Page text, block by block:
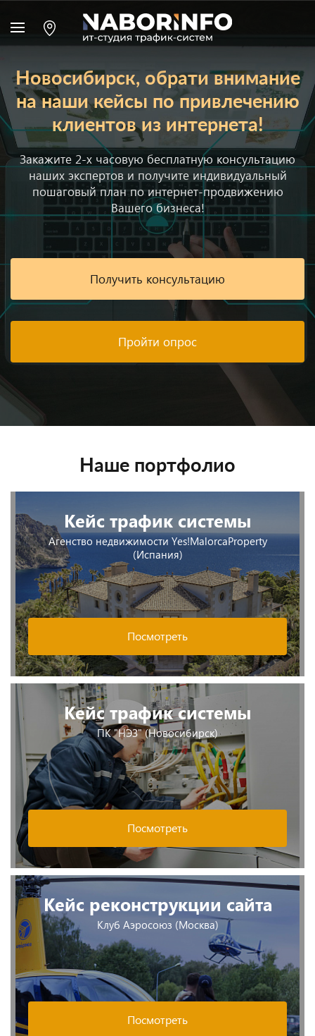
Новосибирск, обрати внимание
на наши кейсы по привлечению
клиентов из интернета!
Закажите 2-х часовую бесплатную консультацию
наших экспертов и получите индивидуальный
пошаговый план по интернет-продвижению
Вашего бизнеса!
Получить консультацию
Пройти опрос
Наше портфолио
Кейс трафик системы
Агенство недвижимости Yes!MalorcaProperty
(Испания)
Посмотреть
Кейс трафик системы
ПК "НЭЗ" (Новосибирск)
Посмотреть
Кейс реконструкции сайта
Клуб Аэросоюз (Москва)
Посмотреть